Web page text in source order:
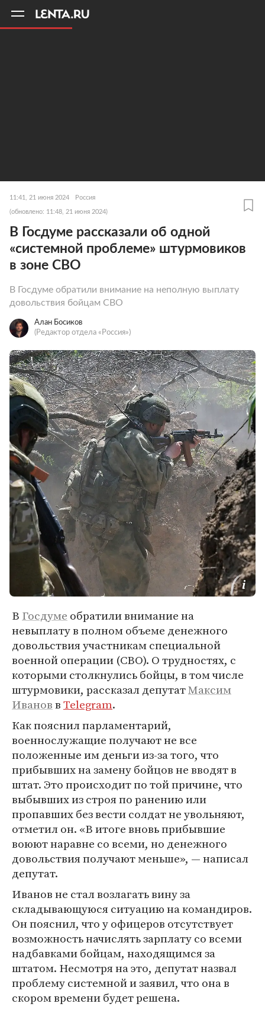
11:41, 21 июня 2024 Россия
(обновлено: 11:48, 21 июня 2024)
В Госдуме рассказали об одной
«системной проблеме» штурмовиков
в зоне СВО
В Госдуме обратили внимание на неполную выплату
довольствия бойцам СВО
Алан Босиков
(Редактор отдела «Россия»)
В Госдуме обратили внимание на
невыплату в полном объеме денежного
довольствия участникам специальной
военной операции (СВО). О трудностях, с
которыми столкнулись бойцы, в том числе
штурмовики, рассказал депутатМаксим
ИвановвTelegram.
Как пояснил парламентарий,
военнослужащие получают не все
положенные им деньги из-за того, что
прибывших на замену бойцов не вводят в
штат. Это происходит по той причине, что
выбывших из строя по ранению или
пропавших без вести солдат не увольняют,
отметил он. «В итоге вновь прибывшие
воюют наравне со всеми, но денежного
довольствия получают меньше», — написал
депутат.
Иванов не стал возлагать вину за
складывающуюся ситуацию на командиров.
Он пояснил, что у офицеров отсутствует
возможность начислять зарплату со всеми
надбавками бойцам, находящимся за
штатом. Несмотря на это, депутат назвал
проблему системной и заявил, что она в
скором времени будет решена.